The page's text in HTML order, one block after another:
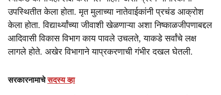
उपस्थितीत केला होता. मृत मुलाच्या नातेवाईकांनी प्रचंड आक्रोश
केला होता. विद्यार्थ्यांच्या जीवाशी खेळणाऱ्या अशा निष्काळजीपणाबद्दल
आदिवासी विकास विभाग काय पावले उचलते, याकडे सर्वांचे लक्ष
लागले होते. अखेर विभागाने याप्रकरणाची गंभीर दखल घेतली.
सरकारनामाचेसदस्य व्हा